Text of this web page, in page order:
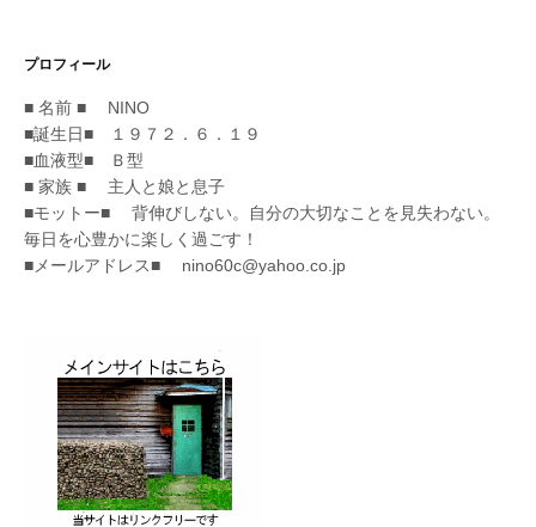
プロフィール
■ 名前 ■ NINO
■誕生日■ １９７２．６．１９
■血液型■ Ｂ型
■ 家族 ■ 主人と娘と息子
■モットー■ 背伸びしない。自分の大切なことを見失わない。
毎日を心豊かに楽しく過ごす！
■メールアドレス■ nino60c@yahoo.co.jp